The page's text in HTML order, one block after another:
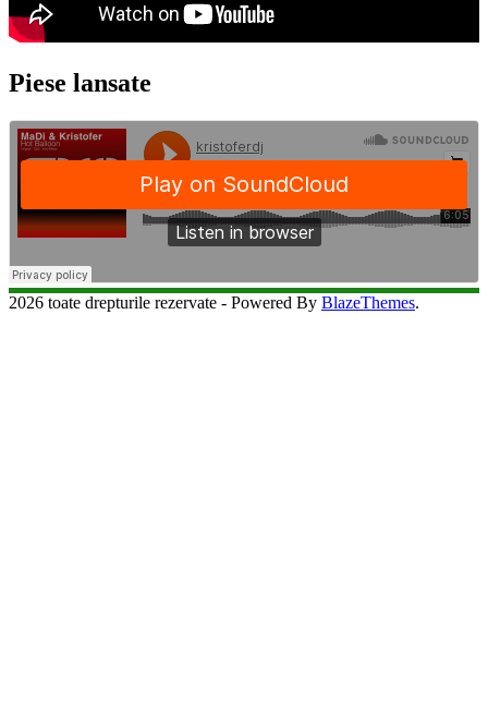
Piese lansate
2026 toate drepturile rezervate - Powered By BlazeThemes.